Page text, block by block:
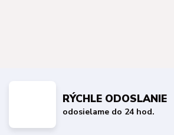
RÝCHLE ODOSLANIE
odosielame do 24 hod.